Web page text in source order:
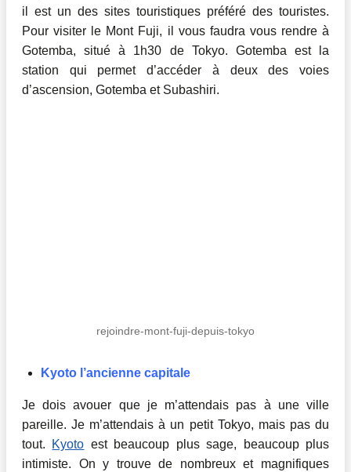
il est un des sites touristiques préféré des touristes.
Pour visiter le Mont Fuji, il vous faudra vous rendre à
Gotemba, situé à 1h30 de Tokyo. Gotemba est la
station qui permet d’accéder à deux des voies
d’ascension, Gotemba et Subashiri.
rejoindre-mont-fuji-depuis-tokyo
Kyoto l’ancienne capitale
Je dois avouer que je m’attendais pas à une ville
pareille. Je m’attendais à un petit Tokyo, mais pas du
tout. Kyoto est beaucoup plus sage, beaucoup plus
intimiste. On y trouve de nombreux et magnifiques